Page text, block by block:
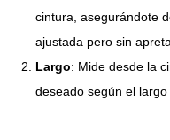
cintura, asegurándote
ajustada pero sin
Largo: Mide desde la
deseado según el largo